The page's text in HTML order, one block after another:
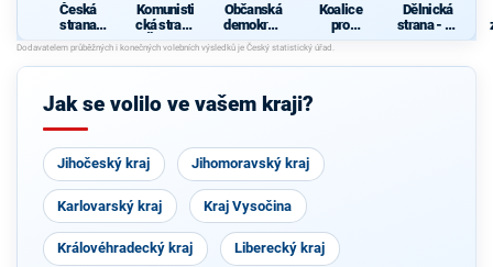
Česká
strana
sociálně
demokrati
cká
Komunisti
cká strana
Čech a
Moravy
Občanská
demokrati
cká strana
Koalice
pro
Středočes
ký kraj
Dělnická
strana - za
zrušení
ve
Jak se volilo ve vašem kraji?
Jihočeský kraj Jihomoravský kraj
Karlovarský kraj Kraj Vysočina
Královéhradecký kraj Liberecký kraj